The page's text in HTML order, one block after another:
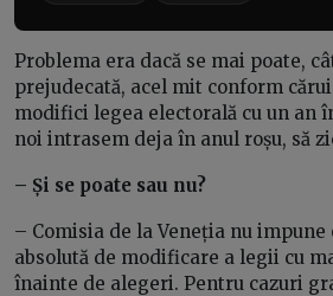
Problema era dacă se mai poate,
prejudecată, acel mit conform
modifici legea electorală cu un an
noi intrasem deja în anul roșu, să
– Și se poate sau nu?
– Comisia de la Veneția nu
absolută de modificare a legii cu
înainte de alegeri. Pentru cazuri